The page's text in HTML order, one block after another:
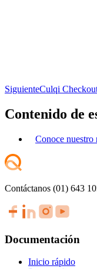
SiguienteCulqi
Contenido de
Conoce
Contáctanos (01) 643
Documentación
Inicio rápido